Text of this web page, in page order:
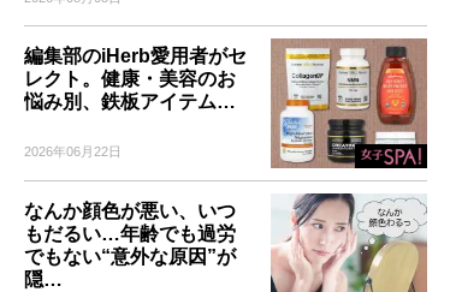
編集部のiHerb愛用者がセ
レクト。健康・美容のお
悩み別、鉄板アイテム…
2026年06月22日
なんか顔色が悪い、いつ
もだるい…年齢でも過労
でもない“意外な原因”が
隠…